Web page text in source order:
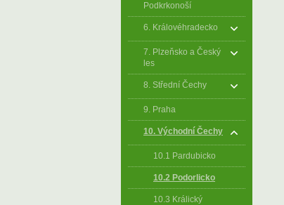
Podkrkonoší
6. Královéhradecko
7. Plzeňsko a Český
les
8. Střední Čechy
9. Praha
10. Východní Čechy
10.1 Pardubicko
10.2 Podorlicko
10.3 Králický